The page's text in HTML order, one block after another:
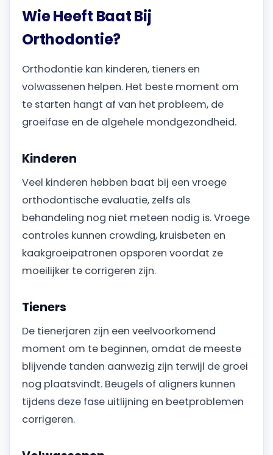
Wie Heeft Baat Bij
Orthodontie?
Orthodontie kan kinderen, tieners en
volwassenen helpen. Het beste moment om
te starten hangt af van het probleem, de
groeifase en de algehele mondgezondheid.
Kinderen
Veel kinderen hebben baat bij een vroege
orthodontische evaluatie, zelfs als
behandeling nog niet meteen nodig is. Vroege
controles kunnen crowding, kruisbeten en
kaakgroeipatronen opsporen voordat ze
moeilijker te corrigeren zijn.
Tieners
De tienerjaren zijn een veelvoorkomend
moment om te beginnen, omdat de meeste
blijvende tanden aanwezig zijn terwijl de groei
nog plaatsvindt. Beugels of aligners kunnen
tijdens deze fase uitlijning en beetproblemen
corrigeren.